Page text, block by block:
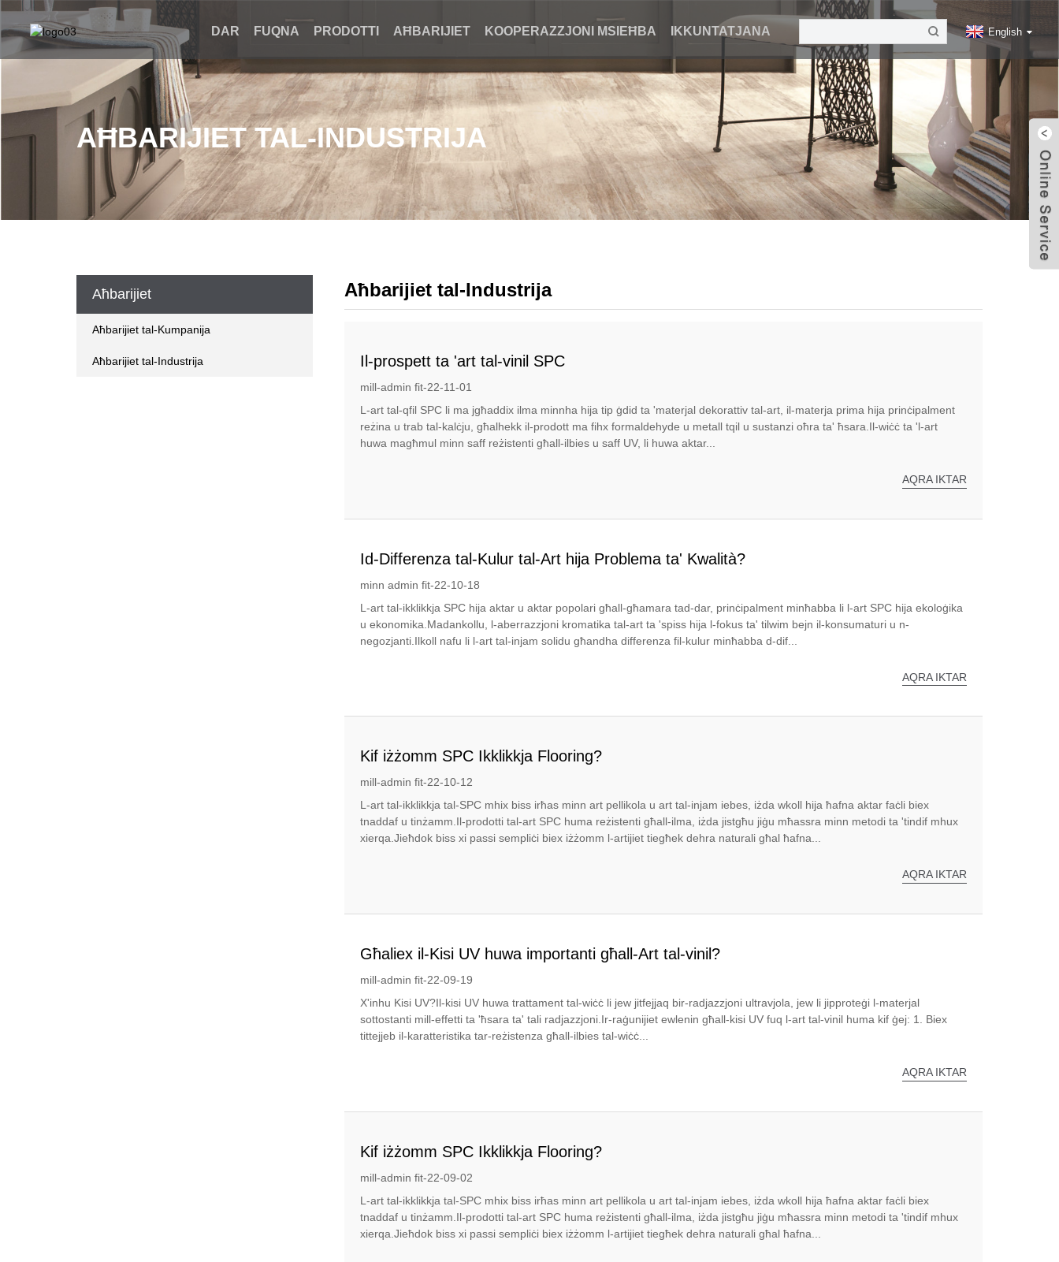
DAR FUQNA PRODOTTI AĦBARIJIET KOOPERAZZJONI MSIEĦBA IKKUNTATJANA English
AĦBARIJIET TAL-INDUSTRIJA
Aħbarijiet
Aħbarijiet tal-Kumpanija
Aħbarijiet tal-Industrija
Aħbarijiet tal-Industrija
Il-prospett ta 'art tal-vinil SPC
mill-admin fit-22-11-01
L-art tal-qfil SPC li ma jgħaddix ilma minnha hija tip ġdid ta 'materjal dekorattiv tal-art, il-materja prima hija prinċipalment
reżina u trab tal-kalċju, għalhekk il-prodott ma fihx formaldehyde u metall tqil u sustanzi oħra ta' ħsara.Il-wiċċ ta 'l-art
huwa magħmul minn saff reżistenti għall-ilbies u saff UV, li huwa aktar...
AQRA IKTAR
Id-Differenza tal-Kulur tal-Art hija Problema ta' Kwalità?
minn admin fit-22-10-18
L-art tal-ikklikkja SPC hija aktar u aktar popolari għall-għamara tad-dar, prinċipalment minħabba li l-art SPC hija ekoloġika
u ekonomika.Madankollu, l-aberrazzjoni kromatika tal-art ta 'spiss hija l-fokus ta' tilwim bejn il-konsumaturi u n-
negozjanti.Ilkoll nafu li l-art tal-injam solidu għandha differenza fil-kulur minħabba d-dif...
AQRA IKTAR
Kif iżżomm SPC Ikklikkja Flooring?
mill-admin fit-22-10-12
L-art tal-ikklikkja tal-SPC mhix biss irħas minn art pellikola u art tal-injam iebes, iżda wkoll hija ħafna aktar faċli biex
tnaddaf u tinżamm.Il-prodotti tal-art SPC huma reżistenti għall-ilma, iżda jistgħu jiġu mħassra minn metodi ta 'tindif mhux
xierqa.Jieħdok biss xi passi sempliċi biex iżżomm l-artijiet tiegħek dehra naturali għal ħafna...
AQRA IKTAR
Għaliex il-Kisi UV huwa importanti għall-Art tal-vinil?
mill-admin fit-22-09-19
X'inhu Kisi UV?Il-kisi UV huwa trattament tal-wiċċ li jew jitfejjaq bir-radjazzjoni ultravjola, jew li jipproteġi l-materjal
sottostanti mill-effetti ta 'ħsara ta' tali radjazzjoni.Ir-raġunijiet ewlenin għall-kisi UV fuq l-art tal-vinil huma kif ġej: 1. Biex
tittejjeb il-karatteristika tar-reżistenza għall-ilbies tal-wiċċ...
AQRA IKTAR
Kif iżżomm SPC Ikklikkja Flooring?
mill-admin fit-22-09-02
L-art tal-ikklikkja tal-SPC mhix biss irħas minn art pellikola u art tal-injam iebes, iżda wkoll hija ħafna aktar faċli biex
tnaddaf u tinżamm.Il-prodotti tal-art SPC huma reżistenti għall-ilma, iżda jistgħu jiġu mħassra minn metodi ta 'tindif mhux
xierqa.Jieħdok biss xi passi sempliċi biex iżżomm l-artijiet tiegħek dehra naturali għal ħafna...